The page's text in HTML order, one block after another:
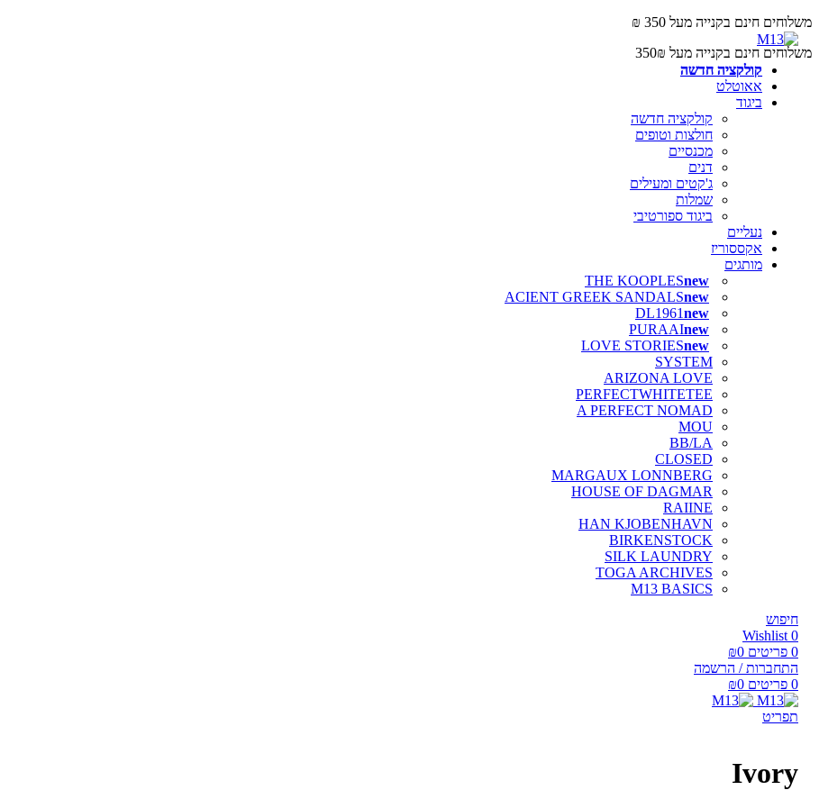
קולקציה חדשה
אאוטלט
ביגוד
קולקציה חדשה
חולצות וטופים
מכנסיים
דנים
ג'קטים ומעילים
שמלות
ביגוד ספורטיבי
נעליים
אקססוריז
מותגים
THE KOOPLES
ACIENT GREEK SANDALS
DL1961
PURAAI
LOVE STORIES
SYSTEM
ARIZONA LOVE
PERFECTWHITETEE
A PERFECT NOMAD
MOU
BB/LA
CLOSED
MARGAUX LONNBERG
HOUSE OF DAGMAR
RAIINE
HAN KJOBENHAVN
BIRKENSTOCK
SILK LAUNDRY
TOGA ARCHIVES
M13 BASICS
חיפוש
0
Wishlist
0 פריטים ₪0
התחברות / הרשמה
0 פריטים ₪0
תפריט
Ivory
משלוחים חינם בקנייה מעל 350 ₪
משלוחים חינם בקנייה מעל 350₪